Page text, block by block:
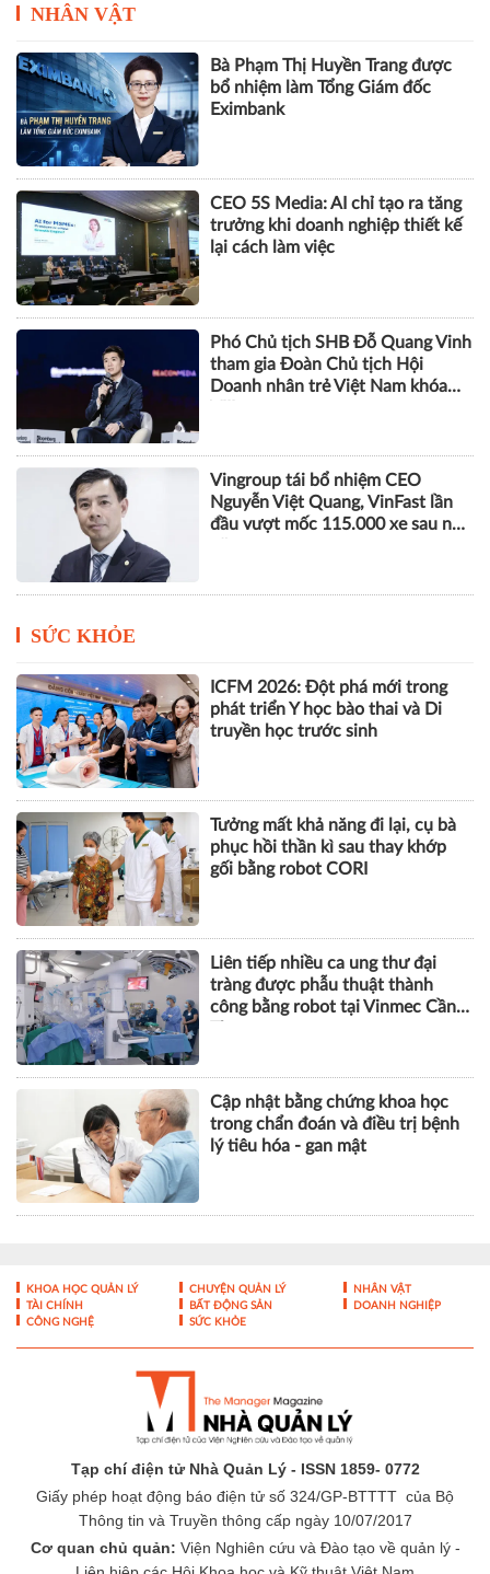
NHÂN VẬT
Bà Phạm Thị Huyền Trang được
bổ nhiệm làm Tổng Giám đốc
Eximbank
CEO 5S Media: AI chỉ tạo ra tăng
trưởng khi doanh nghiệp thiết kế
lại cách làm việc
Phó Chủ tịch SHB Đỗ Quang Vinh
tham gia Đoàn Chủ tịch Hội
Doanh nhân trẻ Việt Nam khóa
Vingroup tái bổ nhiệm CEO
Nguyễn Việt Quang, VinFast lần
đầu vượt mốc 115.000 xe sau nửa
SỨC KHỎE
ICFM 2026: Đột phá mới trong
phát triển Y học bào thai và Di
truyền học trước sinh
Tưởng mất khả năng đi lại, cụ bà
phục hồi thần kì sau thay khớp
gối bằng robot CORI
Liên tiếp nhiều ca ung thư đại
tràng được phẫu thuật thành
công bằng robot tại Vinmec Cần
Cập nhật bằng chứng khoa học
trong chẩn đoán và điều trị bệnh
lý tiêu hóa - gan mật
KHOA HỌC QUẢN LÝ CHUYỆN QUẢN LÝ
NHÂN VẬT
TÀI CHÍNH
BẤT ĐỘNG SẢN
DOANH NGHIỆP
CÔNG NGHỆ
SỨC KHỎE
Tạp chí điện tử Nhà Quản Lý - ISSN 1859- 0772
Giấy phép hoạt động báo điện tử số 324/GP-BTTTT của Bộ
Thông tin và Truyền thông cấp ngày 10/07/2017
Cơ quan chủ quản: Viện Nghiên cứu và Đào tạo về quản lý -